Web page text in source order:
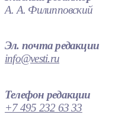
А. А. Филипповский
Эл. почта редакции
info@vesti.ru
Телефон редакции
+7 495 232 63 33